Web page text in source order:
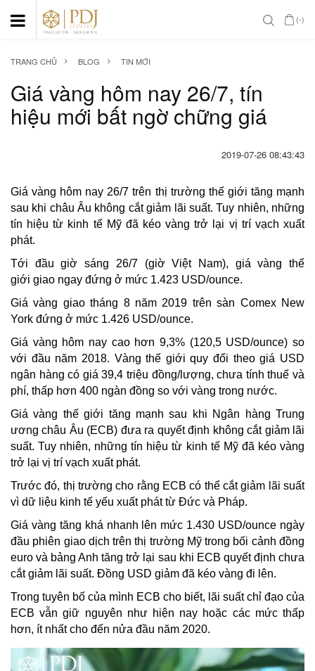
(-)
TRANG CHỦ BLOG TIN MỚI
Giá vàng hôm nay 26/7, tín
hiệu mới bất ngờ chững giá
2019-07-26 08:43:43
Giá vàng hôm nay 26/7 trên thị trường thế giới tăng mạnh
sau khi châu Âu không cắt giảm lãi suất. Tuy nhiên, những
tín hiệu từ kinh tế Mỹ đã kéo vàng trở lại vị trí vạch xuất
phát.
Tới đầu giờ sáng 26/7 (giờ Việt Nam), giá vàng thế
giới giao ngay đứng ở mức 1.423 USD/ounce.
Giá vàng giao tháng 8 năm 2019 trên sàn Comex New
York đứng ở mức 1.426 USD/ounce.
Giá vàng hôm nay cao hơn 9,3% (120,5 USD/ounce) so
với đầu năm 2018. Vàng thế giới quy đổi theo giá USD
ngân hàng có giá 39,4 triệu đồng/lượng, chưa tính thuế và
phí, thấp hơn 400 ngàn đồng so với vàng trong nước.
Giá vàng thế giới tăng mạnh sau khi Ngân hàng Trung
ương châu Âu (ECB) đưa ra quyết định không cắt giảm lãi
suất. Tuy nhiên, những tín hiệu từ kinh tế Mỹ đã kéo vàng
trở lại vị trí vạch xuất phát.
Trước đó, thị trường cho rằng ECB có thể cắt giảm lãi suất
vì dữ liệu kinh tế yếu xuất phát từ Đức và Pháp.
Giá vàng tăng khá nhanh lên mức 1.430 USD/ounce ngày
đầu phiên giao dịch trên thị trường Mỹ trong bối cảnh đồng
euro và bảng Anh tăng trở lại sau khi ECB quyết định chưa
cắt giảm lãi suất. Đồng USD giảm đã kéo vàng đi lên.
Trong tuyên bố của mình ECB cho biết, lãi suất chỉ đạo của
ECB vẫn giữ nguyên như hiện nay hoặc các mức thấp
hơn, ít nhất cho đến nửa đầu năm 2020.